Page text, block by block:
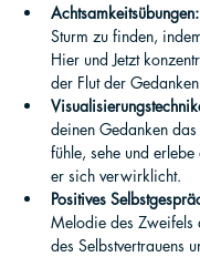
Achtsamkeitsübungen:
Sturm zu finden,
Hier und Jetzt
der Flut der
deinen Gedanken
fühle, sehe und
er sich verwirklicht.
Positives
Melodie des Zweifels
des Selbstvertrauens